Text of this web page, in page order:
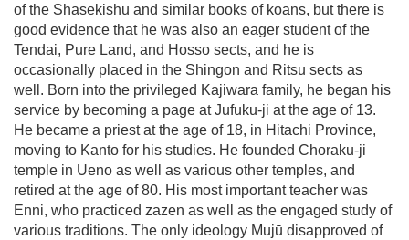
of the Shasekishū and similar books of koans, but there is
good evidence that he was also an eager student of the
Tendai, Pure Land, and Hosso sects, and he is
occasionally placed in the Shingon and Ritsu sects as
well. Born into the privileged Kajiwara family, he began his
service by becoming a page at Jufuku-ji at the age of 13.
He became a priest at the age of 18, in Hitachi Province,
moving to Kanto for his studies. He founded Choraku-ji
temple in Ueno as well as various other temples, and
retired at the age of 80. His most important teacher was
Enni, who practiced zazen as well as the engaged study of
various traditions. The only ideology Mujū disapproved of